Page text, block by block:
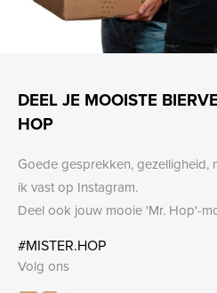
DEEL JE MOOISTE
HOP
Goede gesprekken, gezelligheid,
ik vast op Instagram.
Deel ook jouw mooie 'Mr. Hop'-
#MISTER.HOP
Volg ons